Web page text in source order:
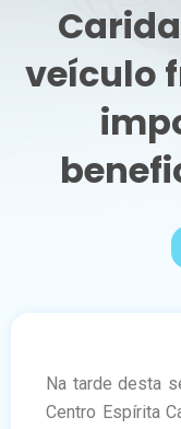
veículo
Na tarde desta
Centro Espírita